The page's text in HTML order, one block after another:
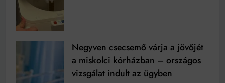
Negyven csecsemő várja a jövőjét
a miskolci kórházban – országos
vizsgálat indult az ügyben